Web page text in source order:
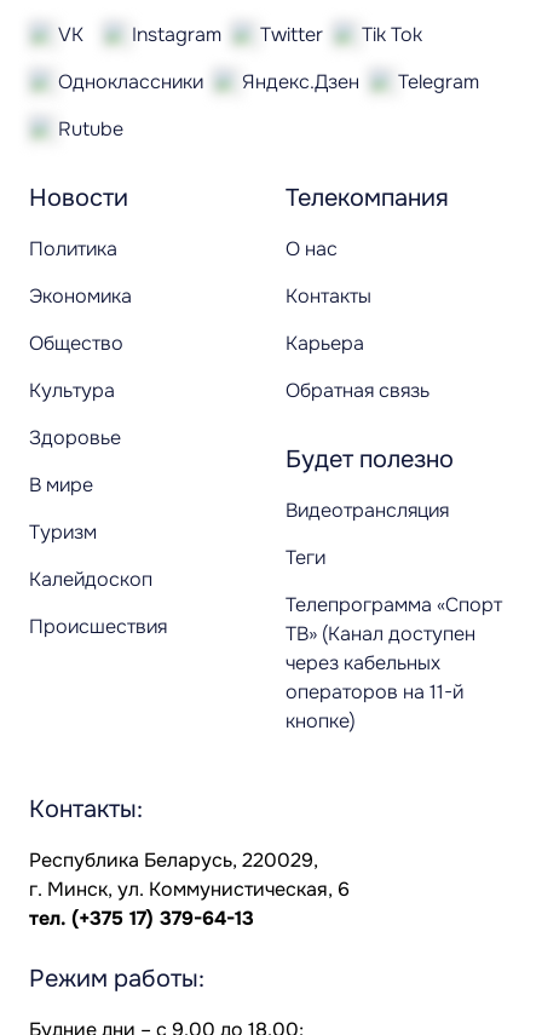
Новости
Политика
Экономика
Общество
Культура
Здоровье
В мире
Туризм
Калейдоскоп
Происшествия
Телекомпания
О нас
Контакты
Карьера
Обратная связь
Будет полезно
Видеотрансляция
Теги
Телепрограмма «Спорт
ТВ» (Канал доступен
через кабельных
операторов на 11-й
кнопке)
VK Instagram Twitter
Tik Tok
Одноклассники
Яндекс.Дзен
Telegram
Rutube
Контакты:
Республика Беларусь, 220029,
г. Минск, ул. Коммунистическая, 6
тел. (+375 17) 379-64-13
Режим работы:
Будние дни – с 9.00 до 18.00;